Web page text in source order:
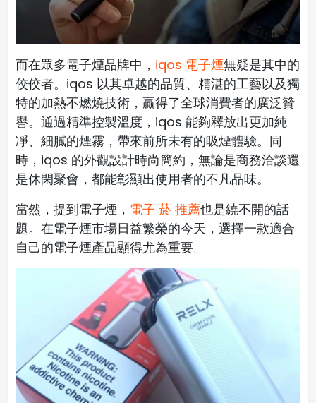
而在眾多電子煙品牌中， iqos 電子煙無疑是其中的
佼佼者。iqos 以其卓越的品質、精湛的工藝以及獨
特的加熱不燃燒技術，贏得了全球消費者的廣泛贊
譽。通過精準控製溫度，iqos 能夠釋放出更加純
凈、細膩的煙霧，帶來前所未有的吸煙體驗。同
時，iqos 的外觀設計時尚簡約，無論是商務洽談還
是休閑聚會，都能彰顯出使用者的不凡品味。
當然，提到電子煙， 電子 菸 推薦也是繞不開的話
題。在電子煙市場日益繁榮的今天，選擇一款適合
自己的電子煙產品顯得尤為重要。